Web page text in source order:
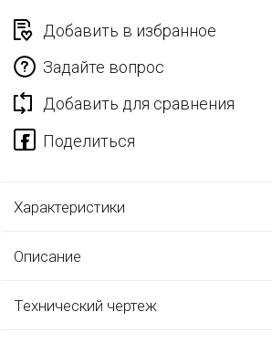
Добавить в избранное
Задайте вопрос
Добавить для сравнения
Характеристики
Описание
Технический чертеж